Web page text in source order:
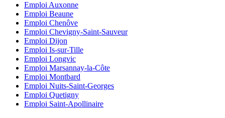
Emploi Auxonne
Emploi Beaune
Emploi Chenôve
Emploi Chevigny-Saint-Sauveur
Emploi Dijon
Emploi Is-sur-Tille
Emploi Longvic
Emploi Marsannay-la-Côte
Emploi Montbard
Emploi Nuits-Saint-Georges
Emploi Quetigny
Emploi Saint-Apollinaire